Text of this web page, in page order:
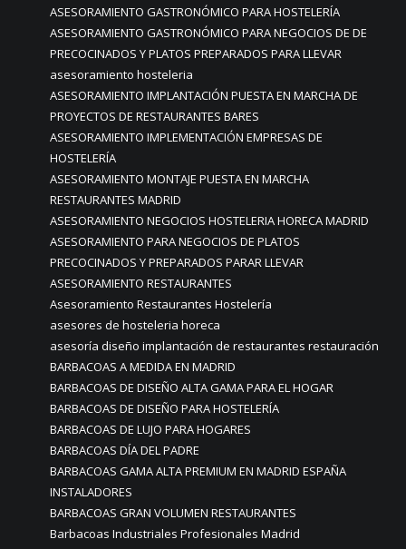
ASESORAMIENTO GASTRONÓMICO PARA HOSTELERÍA
ASESORAMIENTO GASTRONÓMICO PARA NEGOCIOS DE DE
PRECOCINADOS Y PLATOS PREPARADOS PARA LLEVAR
asesoramiento hosteleria
ASESORAMIENTO IMPLANTACIÓN PUESTA EN MARCHA DE
PROYECTOS DE RESTAURANTES BARES
ASESORAMIENTO IMPLEMENTACIÓN EMPRESAS DE
HOSTELERÍA
ASESORAMIENTO MONTAJE PUESTA EN MARCHA
RESTAURANTES MADRID
ASESORAMIENTO NEGOCIOS HOSTELERIA HORECA MADRID
ASESORAMIENTO PARA NEGOCIOS DE PLATOS
PRECOCINADOS Y PREPARADOS PARAR LLEVAR
ASESORAMIENTO RESTAURANTES
Asesoramiento Restaurantes Hostelería
asesores de hosteleria horeca
asesoría diseño implantación de restaurantes restauración
BARBACOAS A MEDIDA EN MADRID
BARBACOAS DE DISEÑO ALTA GAMA PARA EL HOGAR
BARBACOAS DE DISEÑO PARA HOSTELERÍA
BARBACOAS DE LUJO PARA HOGARES
BARBACOAS DÍA DEL PADRE
BARBACOAS GAMA ALTA PREMIUM EN MADRID ESPAÑA
INSTALADORES
BARBACOAS GRAN VOLUMEN RESTAURANTES
Barbacoas Industriales Profesionales Madrid